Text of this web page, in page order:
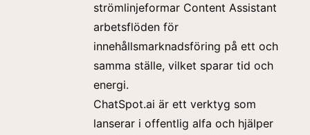
strömlinjeformar Content Assistant
arbetsflöden för
innehållsmarknadsföring på ett och
samma ställe, vilket sparar tid och
energi.
ChatSpot.ai är ett verktyg som
lanserar i offentlig alfa och hjälper